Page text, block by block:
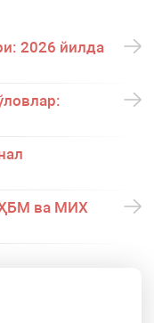
2026 йилда
ва МИХ